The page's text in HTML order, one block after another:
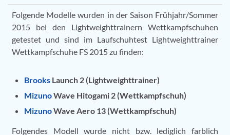
Folgende Modelle wurden in der Saison Frühjahr/Sommer
2015 bei den Lightweighttrainern Wettkampfschuhen
getestet und sind im Laufschuhtest Lightweighttrainer
Wettkampfschuhe FS 2015 zu finden:
Brooks Launch 2 (Lightweighttrainer)
MizunoWave Hitogami 2 (Wettkampfschuh)
MizunoWave Aero 13 (Wettkampfschuh)
Folgendes Modell wurde nicht bzw. lediglich farblich